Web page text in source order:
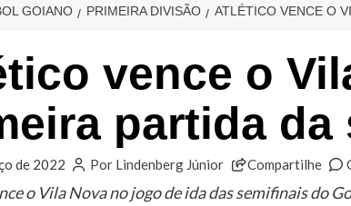
GOIANO PRIMEIRA DIVISÃO ATLÉTICO VENCE O
vence o
partida da
de 2022 Por Lindenberg Júnior Compartilhe
o Vila Nova no jogo de ida das semifinais do